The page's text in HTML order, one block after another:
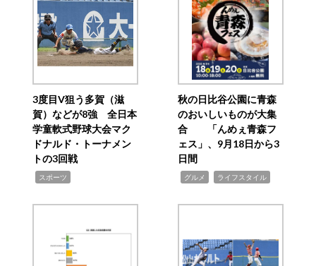
3度目V狙う多賀（滋
賀）などが8強 全日本
学童軟式野球大会マク
ドナルド・トーナメン
トの3回戦
スポーツ
秋の日比谷公園に青森
のおいしいものが大集
合 「んめぇ青森フ
ェス」、9月18日から3
日間
グルメ ライフスタイル